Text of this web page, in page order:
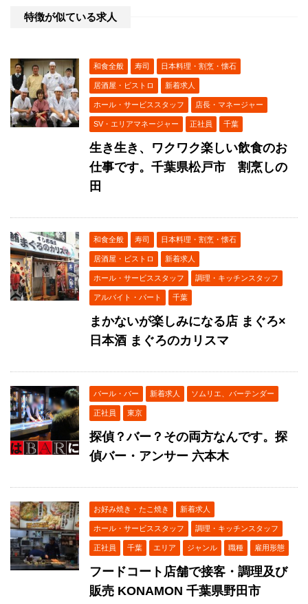
特徴が似ている求人
和食全般 寿司 日本料理・割烹・懐石
居酒屋・ビストロ 新着求人
ホール・サービススタッフ 店長・マネージャー
SV・エリアマネージャー 正社員 千葉
生き生き、ワクワク楽しい飲食のお
仕事です。千葉県松戸市 割烹しの
田
和食全般 寿司 日本料理・割烹・懐石
居酒屋・ビストロ 新着求人
ホール・サービススタッフ 調理・キッチンスタッフ
アルバイト・パート 千葉
まかないが楽しみになる店 まぐろ×
日本酒 まぐろのカリスマ
バール・バー 新着求人 ソムリエ、バーテンダー
正社員 東京
探偵？バー？その両方なんです。探
偵バー・アンサー 六本木
お好み焼き・たこ焼き 新着求人
ホール・サービススタッフ 調理・キッチンスタッフ
正社員 千葉 エリア ジャンル 職種 雇用形態
フードコート店舗で接客・調理及び
販売 KONAMON 千葉県野田市